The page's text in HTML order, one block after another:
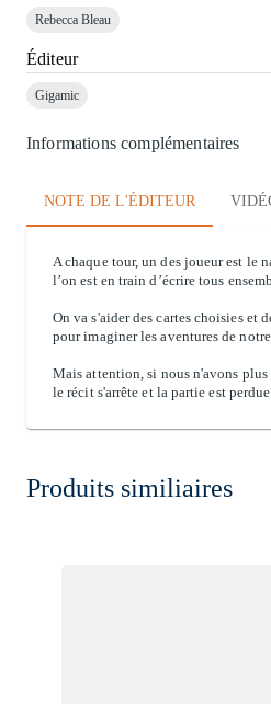
Rebecca Bleau
Éditeur
Gigamic
Informations complémentaires
NOTE DE L'ÉDITEUR
A chaque tour, un des joueur est le
l’on est en train d’écrire tous
On va s'aider des cartes choisies et
pour imaginer les aventures de
Mais attention, si nous n'avons
le récit s'arrête et la partie est
Produits similiaires